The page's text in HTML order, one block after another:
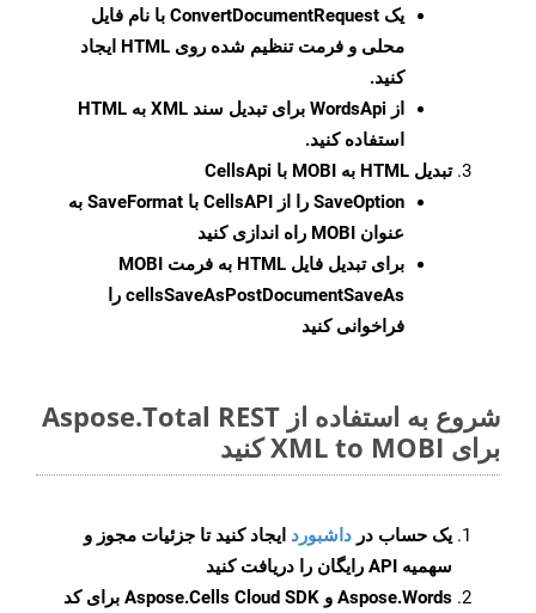
یک ConvertDocumentRequest با نام فایل
محلی و فرمت تنظیم شده روی HTML ایجاد
کنید.
از WordsApi برای تبدیل سند XML به HTML
استفاده کنید.
تبدیل HTML به MOBI با CellsApi
SaveOption
را از CellsAPI با SaveFormat به
عنوان MOBI راه اندازی کنید
برای تبدیل فایل HTML به فرمت
MOBI
cellsSaveAsPostDocumentSaveAs را
فراخوانی کنید
شروع به استفاده از Aspose.Total REST
برای XML to MOBI کنید
یک حساب در داشبورد ایجاد کنید تا جزئیات مجوز و
سهمیه API رایگان را دریافت کنید
Aspose.Words و Aspose.Cells Cloud SDK برای کد